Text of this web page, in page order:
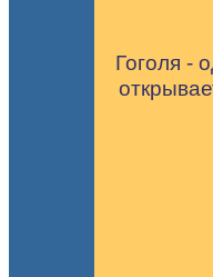
Гоголя -